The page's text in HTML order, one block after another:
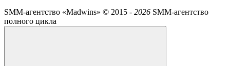
SMM-агентство «Madwins» © 2015 - 2026 SMM-агентство
полного цикла